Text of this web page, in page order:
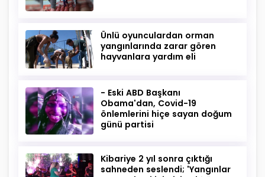
Ünlü oyunculardan orman
yangınlarında zarar gören
hayvanlara yardım eli
- Eski ABD Başkanı
Obama'dan, Covid-19
önlemlerini hiçe sayan doğum
günü partisi
Kibariye 2 yıl sonra çıktığı
sahneden seslendi; 'Yangınlar